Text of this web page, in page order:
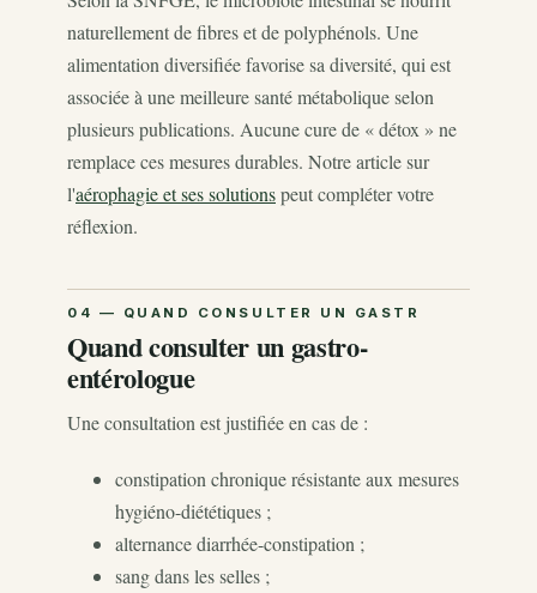
naturellement de fibres et de polyphénols. Une
alimentation diversifiée favorise sa diversité, qui est
associée à une meilleure santé métabolique selon
plusieurs publications. Aucune cure de « détox » ne
remplace ces mesures durables. Notre article sur
l'aérophagie et ses solutionspeut compléter votre
réflexion.
Quand consulter un gastro-
entérologue
Une consultation est justifiée en cas de :
constipation chronique résistante aux mesures
hygiéno-diététiques ;
alternance diarrhée-constipation ;
sang dans les selles ;